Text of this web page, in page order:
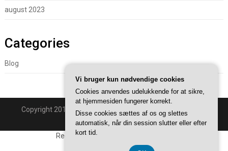
august 2023
Categories
Blog
Copyright 2018 - Powered By Superb WordPress Themes
Back to Top ↑
Registreringsnummer DK374 077 39
Vi bruger kun nødvendige cookies
Cookies anvendes udelukkende for at sikre,
at hjemmesiden fungerer korrekt.
Disse cookies sættes af os og slettes
automatisk, når din session slutter eller efter
kort tid.